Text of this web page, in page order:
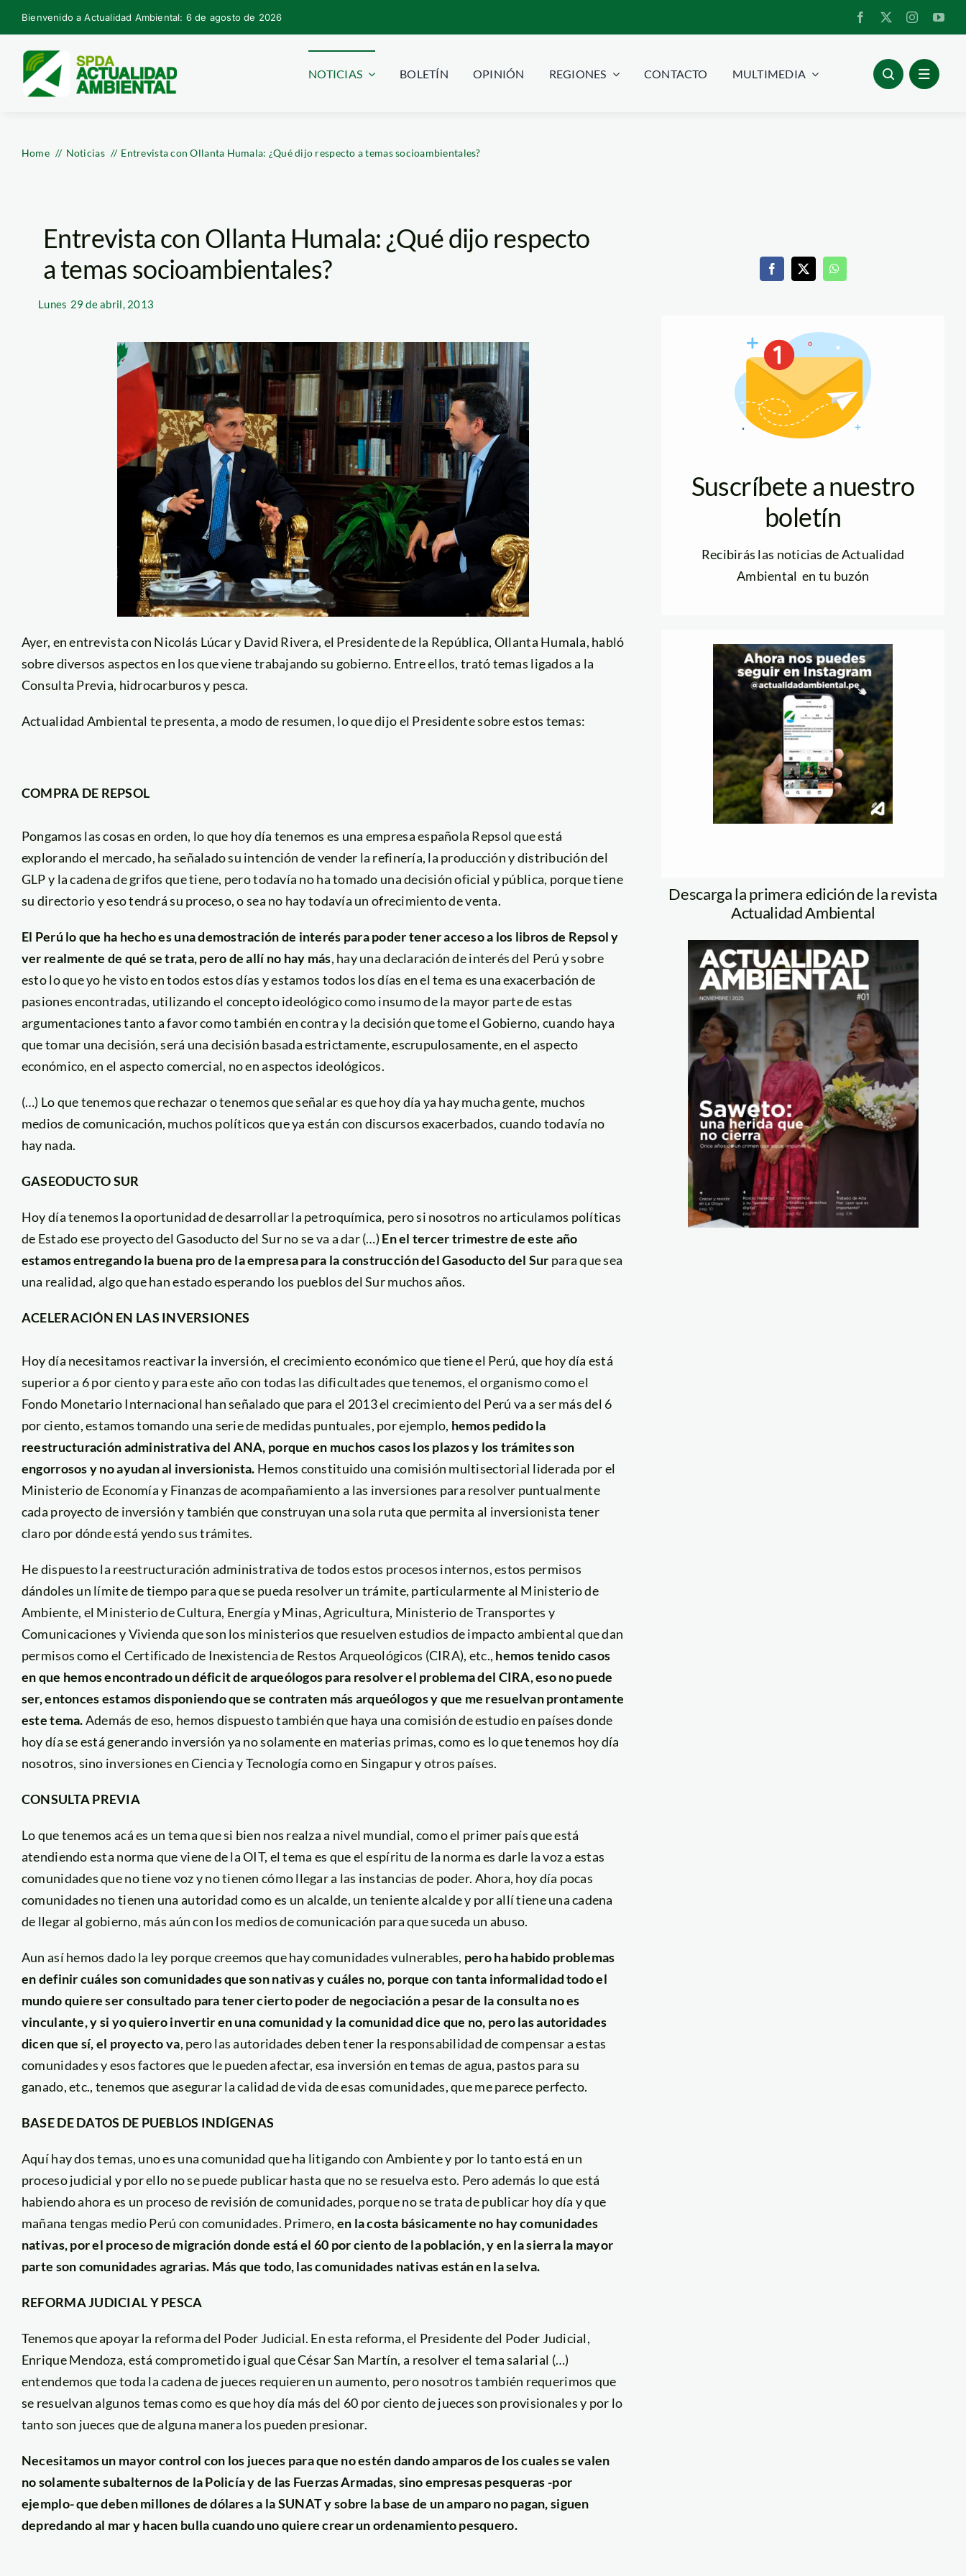
Skip
to
content
Bienvenido a Actualidad Ambiental: 6 de agosto de 2026
NOTICIAS BOLETÍN OPINIÓN REGIONES CONTACTO MULTIMEDIA
Home Noticias Entrevista con Ollanta Humala: ¿Qué dijo respecto a temas socioambientales?
Entrevista con Ollanta Humala: ¿Qué dijo respecto
a temas socioambientales?
Lunes 29 de abril, 2013
Ayer, en entrevista con Nicolás Lúcar y David Rivera, el Presidente de la República, Ollanta Humala, habló
sobre diversos aspectos en los que viene trabajando su gobierno. Entre ellos, trató temas ligados a la
Consulta Previa, hidrocarburos y pesca.
Actualidad Ambiental te presenta, a modo de resumen, lo que dijo el Presidente sobre estos temas:
COMPRA DE REPSOL
Pongamos las cosas en orden, lo que hoy día tenemos es una empresa española Repsol que está
explorando el mercado, ha señalado su intención de vender la refinería, la producción y distribución del
GLP y la cadena de grifos que tiene, pero todavía no ha tomado una decisión oficial y pública, porque tiene
su directorio y eso tendrá su proceso, o sea no hay todavía un ofrecimiento de venta.
El Perú lo que ha hecho es una demostración de interés para poder tener acceso a los libros de Repsol y
ver realmente de qué se trata, pero de allí no hay más, hay una declaración de interés del Perú y sobre
esto lo que yo he visto en todos estos días y estamos todos los días en el tema es una exacerbación de
pasiones encontradas, utilizando el concepto ideológico como insumo de la mayor parte de estas
argumentaciones tanto a favor como también en contra y la decisión que tome el Gobierno, cuando haya
que tomar una decisión, será una decisión basada estrictamente, escrupulosamente, en el aspecto
económico, en el aspecto comercial, no en aspectos ideológicos.
(…) Lo que tenemos que rechazar o tenemos que señalar es que hoy día ya hay mucha gente, muchos
medios de comunicación, muchos políticos que ya están con discursos exacerbados, cuando todavía no
hay nada.
GASEODUCTO SUR
Hoy día tenemos la oportunidad de desarrollar la petroquímica, pero si nosotros no articulamos políticas
de Estado ese proyecto del Gasoducto del Sur no se va a dar (…) En el tercer trimestre de este año
estamos entregando la buena pro de la empresa para la construcción del Gasoducto del Sur para que sea
una realidad, algo que han estado esperando los pueblos del Sur muchos años.
ACELERACIÓN EN LAS INVERSIONES
Hoy día necesitamos reactivar la inversión, el crecimiento económico que tiene el Perú, que hoy día está
superior a 6 por ciento y para este año con todas las dificultades que tenemos, el organismo como el
Fondo Monetario Internacional han señalado que para el 2013 el crecimiento del Perú va a ser más del 6
por ciento, estamos tomando una serie de medidas puntuales, por ejemplo, hemos pedido la
reestructuración administrativa del ANA, porque en muchos casos los plazos y los trámites son
engorrosos y no ayudan al inversionista. Hemos constituido una comisión multisectorial liderada por el
Ministerio de Economía y Finanzas de acompañamiento a las inversiones para resolver puntualmente
cada proyecto de inversión y también que construyan una sola ruta que permita al inversionista tener
claro por dónde está yendo sus trámites.
He dispuesto la reestructuración administrativa de todos estos procesos internos, estos permisos
dándoles un límite de tiempo para que se pueda resolver un trámite, particularmente al Ministerio de
Ambiente, el Ministerio de Cultura, Energía y Minas, Agricultura, Ministerio de Transportes y
Comunicaciones y Vivienda que son los ministerios que resuelven estudios de impacto ambiental que dan
permisos como el Certificado de Inexistencia de Restos Arqueológicos (CIRA), etc., hemos tenido casos
en que hemos encontrado un déficit de arqueólogos para resolver el problema del CIRA, eso no puede
ser, entonces estamos disponiendo que se contraten más arqueólogos y que me resuelvan prontamente
este tema.Además de eso, hemos dispuesto también que haya una comisión de estudio en países donde
hoy día se está generando inversión ya no solamente en materias primas, como es lo que tenemos hoy día
nosotros, sino inversiones en Ciencia y Tecnología como en Singapur y otros países.
CONSULTA PREVIA
Lo que tenemos acá es un tema que si bien nos realza a nivel mundial, como el primer país que está
atendiendo esta norma que viene de la OIT, el tema es que el espíritu de la norma es darle la voz a estas
comunidades que no tiene voz y no tienen cómo llegar a las instancias de poder. Ahora, hoy día pocas
comunidades no tienen una autoridad como es un alcalde, un teniente alcalde y por allí tiene una cadena
de llegar al gobierno, más aún con los medios de comunicación para que suceda un abuso.
Aun así hemos dado la ley porque creemos que hay comunidades vulnerables, pero ha habido problemas
en definir cuáles son comunidades que son nativas y cuáles no, porque con tanta informalidad todo el
mundo quiere ser consultado para tener cierto poder de negociación a pesar de la consulta no es
vinculante, y si yo quiero invertir en una comunidad y la comunidad dice que no, pero las autoridades
dicen que sí, el proyecto va, pero las autoridades deben tener la responsabilidad de compensar a estas
comunidades y esos factores que le pueden afectar, esa inversión en temas de agua, pastos para su
ganado, etc., tenemos que asegurar la calidad de vida de esas comunidades, que me parece perfecto.
BASE DE DATOS DE PUEBLOS INDÍGENAS
Aquí hay dos temas, uno es una comunidad que ha litigando con Ambiente y por lo tanto está en un
proceso judicial y por ello no se puede publicar hasta que no se resuelva esto. Pero además lo que está
habiendo ahora es un proceso de revisión de comunidades, porque no se trata de publicar hoy día y que
mañana tengas medio Perú con comunidades. Primero, en la costa básicamente no hay comunidades
nativas, por el proceso de migración donde está el 60 por ciento de la población, y en la sierra la mayor
parte son comunidades agrarias. Más que todo, las comunidades nativas están en la selva.
REFORMA JUDICIAL Y PESCA
Tenemos que apoyar la reforma del Poder Judicial. En esta reforma, el Presidente del Poder Judicial,
Enrique Mendoza, está comprometido igual que César San Martín, a resolver el tema salarial (…)
entendemos que toda la cadena de jueces requieren un aumento, pero nosotros también requerimos que
se resuelvan algunos temas como es que hoy día más del 60 por ciento de jueces son provisionales y por lo
tanto son jueces que de alguna manera los pueden presionar.
Necesitamos un mayor control con los jueces para que no estén dando amparos de los cuales se valen
no solamente subalternos de la Policía y de las Fuerzas Armadas, sino empresas pesqueras -por
ejemplo- que deben millones de dólares a la SUNAT y sobre la base de un amparo no pagan, siguen
depredando al mar y hacen bulla cuando uno quiere crear un ordenamiento pesquero.
Suscríbete a nuestro
boletín
Recibirás las noticias de Actualidad
Ambiental en tu buzón
Descarga la primera edición de la revista
Actualidad Ambiental